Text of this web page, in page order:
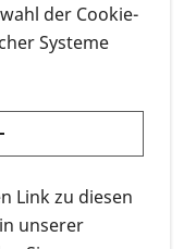
haben wir für Sie
und
Kastenholz von
der Cookie-
Systeme
Link zu diesen
unserer